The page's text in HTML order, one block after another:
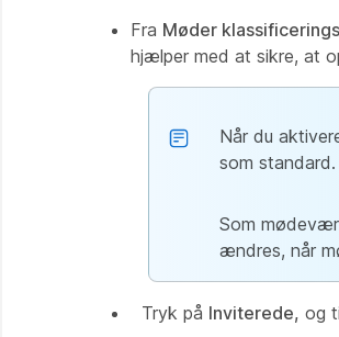
Fra Møder
hjælper med at sikre, at
Når du
som
Som
ændres, når
Tryk på Inviterede, og